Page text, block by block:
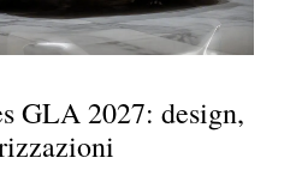
GLA 2027: design,